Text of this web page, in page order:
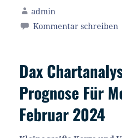
admin
Kommentar schreiben
Dax
Prognose Für
Februar 2024